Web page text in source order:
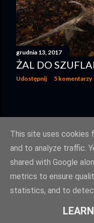
grudnia 13, 2017
ŻAL DO
Udostępnij 5 komentarzy
This site uses cookies
and to analyze traffic.
shared with Google
metrics to ensure
statistics, and to